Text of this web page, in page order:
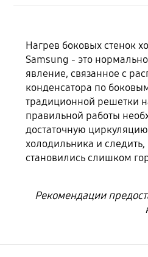
Нагрев боковых стенок
Samsung - это
явление, связанное с
конденсатора по
традиционной решетки
правильной работы
достаточную циркуляцию
холодильника и следить,
становились слишком
Рекомендации